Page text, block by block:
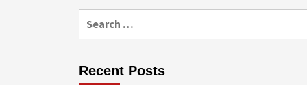
Recent Posts